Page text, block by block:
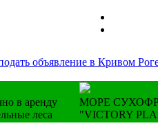
объявление в Кривом
в аренду
леса
МОРЕ
"VICTORY